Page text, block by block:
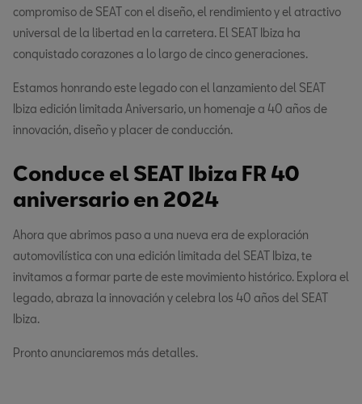
compromiso de SEAT con el diseño, el rendimiento y el atractivo
universal de la libertad en la carretera. El SEAT Ibiza ha
conquistado corazones a lo largo de cinco generaciones.
Estamos honrando este legado con el lanzamiento del SEAT
Ibiza edición limitada Aniversario, un homenaje a 40 años de
innovación, diseño y placer de conducción.
Conduce el SEAT Ibiza FR 40
aniversario en 2024
Ahora que abrimos paso a una nueva era de exploración
automovilística con una edición limitada del SEAT Ibiza, te
invitamos a formar parte de este movimiento histórico. Explora el
legado, abraza la innovación y celebra los 40 años del SEAT
Ibiza.
Pronto anunciaremos más detalles.